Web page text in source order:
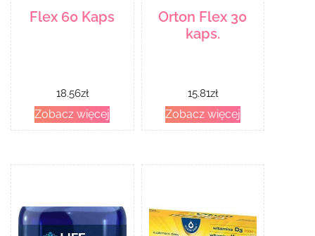
Flex 60 Kaps
18.56zł
Zobacz więcej
Orton Flex 30
kaps.
15.81zł
Zobacz więcej